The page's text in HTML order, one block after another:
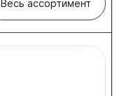
Весь ассортимент